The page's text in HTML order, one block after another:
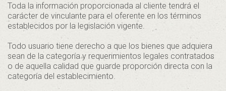
Toda la información proporcionada al cliente tendrá el
carácter de vinculante para el oferente en los términos
establecidos por la legislación vigente.
Todo usuario tiene derecho a que los bienes que adquiera
sean de la categoría y requerimientos legales contratados
o de aquella calidad que guarde proporción directa con la
categoría del establecimiento.